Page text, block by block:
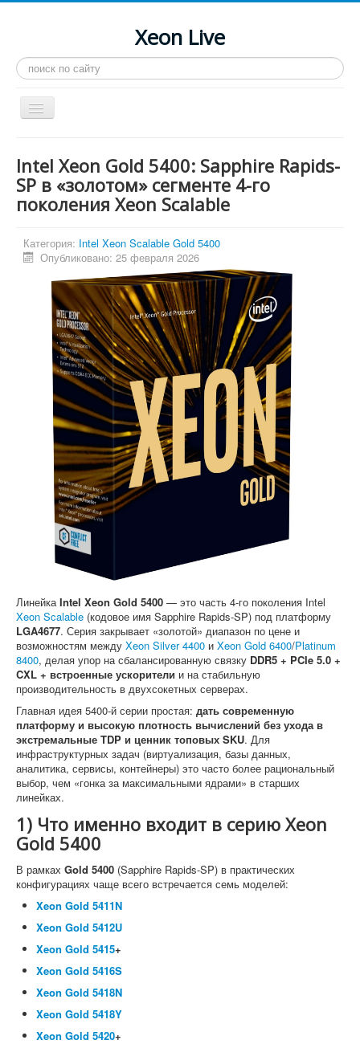
Xeon Live
Искать...
Toggle
Navigation
LGA 2011-3
LGA 2011
Инструкции
Рейтинги
Конференция
Системные программы
Софт
Intel Xeon Gold 5400: Sapphire Rapids-
SP в «золотом» сегменте 4-го
поколения Xeon Scalable
Категория: Intel Xeon Scalable Gold 5400
Опубликовано: 25 февраля 2026
ЛинейкаIntel Xeon Gold 5400 — это часть 4-го поколения Intel
Xeon Scalable (кодовое имя Sapphire Rapids-SP) под платформу
LGA4677. Серия закрывает «золотой» диапазон по цене и
возможностям между Xeon Silver 4400 и Xeon Gold 6400/Platinum
8400, делая упор на сбалансированную связку DDR5 + PCIe 5.0 +
CXL + встроенные ускорители и на стабильную
производительность в двухсокетных серверах.
Главная идея 5400-й серии простая: дать современную
платформу и высокую плотность вычислений без ухода в
экстремальные TDP и ценник топовых SKU. Для
инфраструктурных задач (виртуализация, базы данных,
аналитика, сервисы, контейнеры) это часто более рациональный
выбор, чем «гонка за максимальными ядрами» в старших
линейках.
1) Что именно входит в серию Xeon
Gold 5400
В рамках Gold 5400 (Sapphire Rapids-SP) в практических
конфигурациях чаще всего встречается семь моделей:
Xeon Gold 5411N
Xeon Gold 5412U
Xeon Gold 5415+
Xeon Gold 5416S
Xeon Gold 5418N
Xeon Gold 5418Y
Xeon Gold 5420+